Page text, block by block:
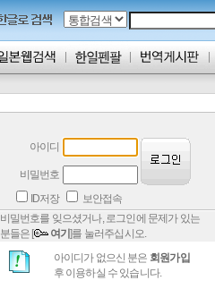
아이디
비밀번호
ID저장
보안접속
비밀번호를 잊으셨거나, 로그인에 문제가 있는
분들은 [
여기]를 눌러주십시오.
아이디가 없으신 분은 회원가입
후 이용하실 수 있습니다.